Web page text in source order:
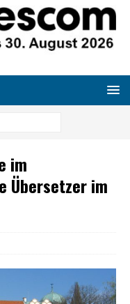
im
Übersetzer im